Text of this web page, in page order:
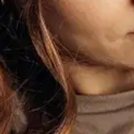
Garmin